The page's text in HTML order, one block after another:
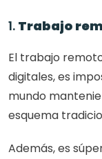
1. Trabajo
El trabajo
digitales, es
mundo
esquema
Además, es